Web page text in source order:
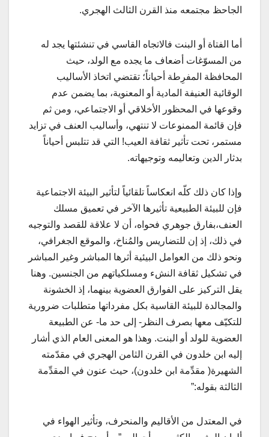
الجاحظ مجتمعه منذ القرن الثالث الهجري.
أما الفتاة أو البنت فالاتجاه القاسي في تنشئتها يجد له
من المسوّغات أضعاف ما يجده مع الولد، حيث
المحافظة المفرِطة أحياناً؛ تقتضي اتخاذ الأساليب
الوقائية العنيفة المادية أو المعنوية، بما يضمن عدم
وقوعها في المحظور الأخلاقي أو الاجتماعي، ومن ثم
فإن قائمة الممنوعات لا تنتهي، وأساليب العنف في تزايد
مستمر، تحت تأثير ثقافة العيب! التي قد تتلبس أحياناً
بدثار الدين وتعاليمه وتوجيهاته.
وإذا كان ذلك كلّه انعكاساً تلقائياً لتأثير البيئة الاجتماعية
فإن للبيئة الطبيعية تأثيرها الآخر في تعميق مسلك
العنف،بفارق جوهري فحواه، أن لا علاقة للقصد والتوجيه
في ذلك، إذ إن للتضاريس والمُناخ، والموقع الجغرافي،
ونحو ذلك من العوامل البيئية أثرها المباشر وغير المباشر
في تشكيل ثقافة النشء ومسلكياتهم من الجنسين. وهنا
يقل التركيز على الفوارق العضوية بينهما، إذ الخشونة
والمجالدة للبيئة القاسية بكل مفرداتها متطلبات ضرورية
للتكيّف معها بصرف النظر- إلى حد ما- عن الطبيعة
العضوية للولد أو البنت. وهذا هو المعنى العام الذي أشار
إليه ابن خلدون في القرن الثامن الهجري في مقدّمته
الشهيرة( مقدِّمة ابن خلدون)، حيث عنون في المقدِّمة
الثالثة بقوله:”
في المعتدل من الأقاليم والمنحرف، وتأثير الهواء في